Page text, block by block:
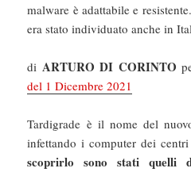
malware è adattabile e
era stato individuato anche in
di ARTURO DI CORINTO
del 1 Dicembre 2021
Tardigrade è il nome del
infettando i computer dei
scoprirlo sono stati quelli